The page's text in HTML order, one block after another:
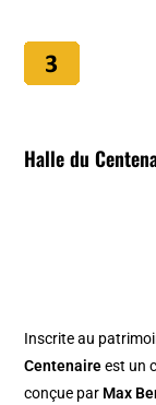
Halle du
Inscrite au
Centenaireest un
conçue par Max